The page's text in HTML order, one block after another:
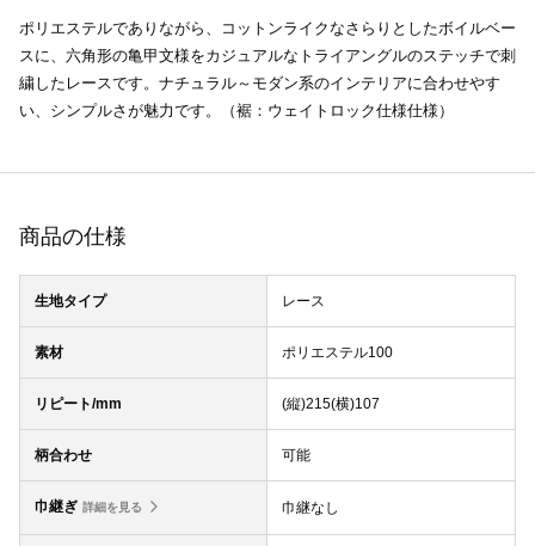
ポリエステルでありながら、コットンライクなさらりとしたボイルベー
スに、六角形の亀甲文様をカジュアルなトライアングルのステッチで刺
繍したレースです。ナチュラル～モダン系のインテリアに合わせやす
い、シンプルさが魅力です。（裾：ウェイトロック仕様仕様）
商品の仕様
生地タイプ レース
素材 ポリエステル100
リピート/mm (縦)215(横)107
柄合わせ 可能
巾継ぎ 詳細を見る 巾継なし